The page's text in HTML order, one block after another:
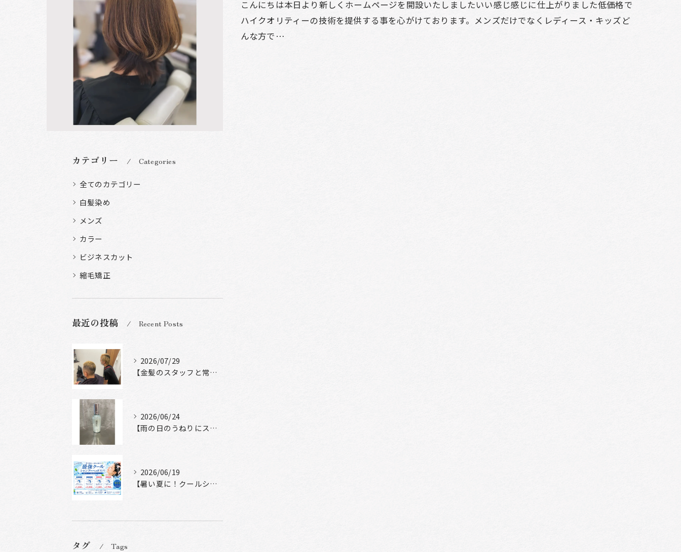
こんにちは本日より新しくホームページを開設いたしましたいい感じ感じに仕上がりました低価格で
ハイクオリティーの技術を提供する事を心がけております。メンズだけでなくレディース・キッズど
んな方で…
カテゴリー Categories
全てのカテゴリー
白髪染め
メンズ
カラー
ビジネスカット
縮毛矯正
最近の投稿 Recent Posts
2026/07/29
【金髪のスタッフと常連様ショット】
2026/06/24
【雨の日のうねりにストレートロック】
2026/06/19
【暑い夏に！クールシャンプーヘッドスパ】
タグ Tags